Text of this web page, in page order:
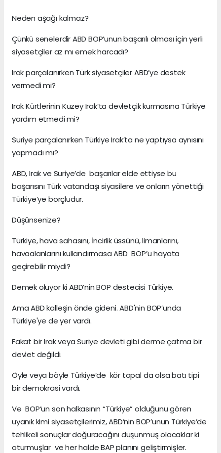
Neden aşağı kalmaz?
Çünkü senelerdir ABD BOP’unun başarılı olması için yerli
siyasetçiler az mı emek harcadı?
Irak parçalanırken Türk siyasetçiler ABD’ye destek
vermedi mi?
Irak Kürtlerinin Kuzey Irak’ta devletçik kurmasına Türkiye
yardım etmedi mi?
Suriye parçalanırken Türkiye Irak’ta ne yaptıysa aynısını
yapmadı mı?
ABD, Irak ve Suriye’de başarılar elde ettiyse bu
başarısını Türk vatandaşı siyasilere ve onların yönettiği
Türkiye’ye borçludur.
Düşünsenize?
Türkiye, hava sahasını, İncirlik üssünü, limanlarını,
havaalanlarını kullandırmasa ABD BOP’u hayata
geçirebilir miydi?
Demek oluyor ki ABD’nin BOP destecisi Türkiye.
Ama ABD kalleşin önde gideni. ABD'nin BOP’unda
Türkiye'ye de yer vardı.
Fakat bir Irak veya Suriye devleti gibi derme çatma bir
devlet değildi.
Öyle veya böyle Türkiye’de kör topal da olsa batı tipi
bir demokrasi vardı.
Ve BOP’un son halkasının “Türkiye” olduğunu gören
uyanık kimi siyasetçilerimiz, ABD’nin BOP’unun Türkiye’de
tehlikeli sonuçlar doğuracağını düşünmüş olacaklar ki
oturmuşlar ve her halde BAP planını geliştirmişler.